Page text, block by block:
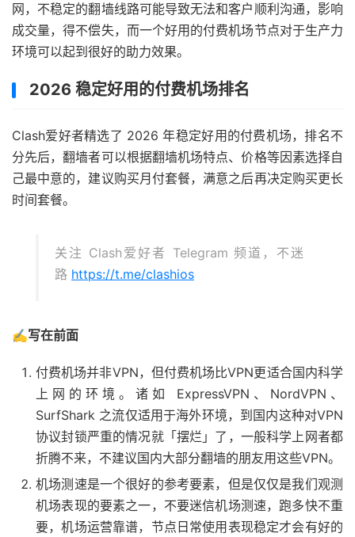
网，不稳定的翻墙线路可能导致无法和客户顺利沟通，影响
成交量，得不偿失，而一个好用的付费机场节点对于生产力
环境可以起到很好的助力效果。
2026 稳定好用的付费机场排名
Clash爱好者精选了 2026 年稳定好用的付费机场，排名不
分先后，翻墙者可以根据翻墙机场特点、价格等因素选择自
己最中意的，建议购买月付套餐，满意之后再决定购买更长
时间套餐。
关注 Clash爱好者 Telegram 频道，不迷
路 https://t.me/clashios
✍️写在前面
付费机场并非VPN，但付费机场比VPN更适合国内科学
上网的环境。诸如 ExpressVPN、NordVPN、
SurfShark 之流仅适用于海外环境，到国内这种对VPN
协议封锁严重的情况就「摆烂」了，一般科学上网者都
折腾不来，不建议国内大部分翻墙的朋友用这些VPN。
机场测速是一个很好的参考要素，但是仅仅是我们观测
机场表现的要素之一，不要迷信机场测速，跑多快不重
要，机场运营靠谱，节点日常使用表现稳定才会有好的